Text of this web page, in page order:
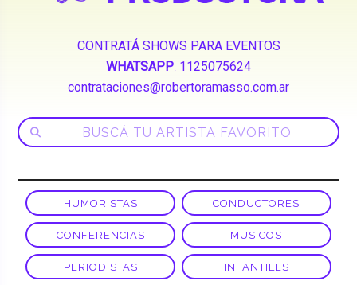
CONTRATÁ SHOWS PARA EVENTOS
WHATSAPP: 1125075624
contrataciones@robertoramasso.com.ar
HUMORISTAS CONDUCTORES
CONFERENCIAS MUSICOS
PERIODISTAS INFANTILES